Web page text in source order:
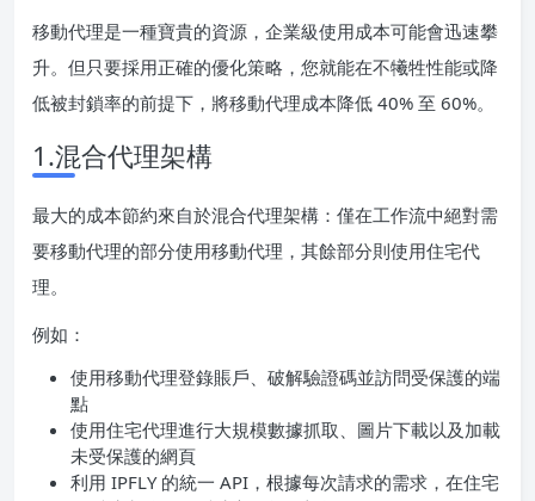
移動代理是一種寶貴的資源，企業級使用成本可能會迅速攀
升。但只要採用正確的優化策略，您就能在不犧牲性能或降
低被封鎖率的前提下，將移動代理成本降低 40% 至 60%。
1.混合代理架構
最大的成本節約來自於混合代理架構：僅在工作流中絕對需
要移動代理的部分使用移動代理，其餘部分則使用住宅代
理。
例如：
使用移動代理登錄賬戶、破解驗證碼並訪問受保護的端
點
使用住宅代理進行大規模數據抓取、圖片下載以及加載
未受保護的網頁
利用 IPFLY 的統一 API，根據每次請求的需求，在住宅